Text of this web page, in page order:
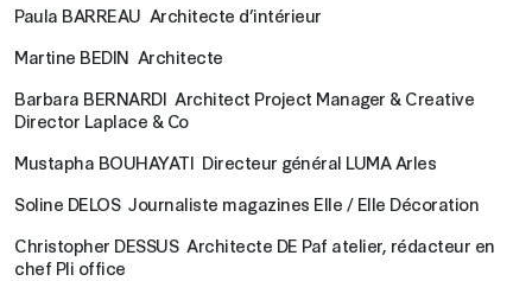
Paula BARREAU Architecte d’intérieur
Martine BEDIN Architecte
Barbara BERNARDI Architect Project Manager & Creative
Director Laplace & Co
Mustapha BOUHAYATI Directeur général LUMA Arles
Soline DELOS Journaliste magazines Elle / Elle Décoration
Christopher DESSUS Architecte DE Paf atelier, rédacteur en
chef Pli office